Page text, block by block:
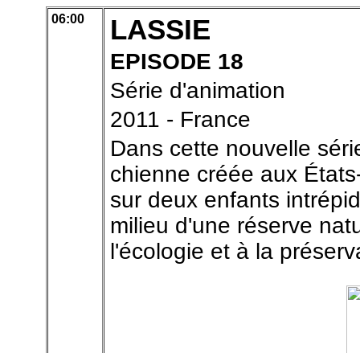
06:00 LASSIE
EPISODE 18
Série d'animation
2011 - France
Dans cette nouvelle
chienne créée aux
sur deux enfants
milieu d'une réserve
l'écologie et à la